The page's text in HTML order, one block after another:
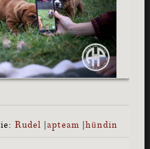
Rudel |apteam |hündin